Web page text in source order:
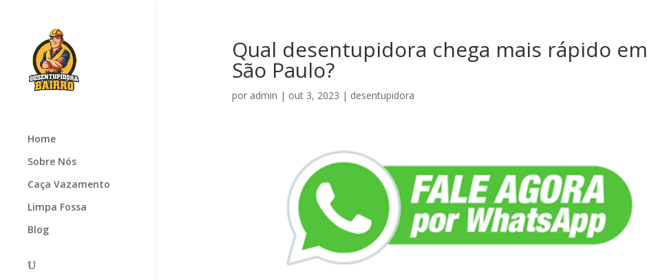
Home
Sobre Nós
Caça Vazamento
Limpa Fossa
Blog
Qual desentupidora chega mais rápido em
São Paulo?
por admin | out 3, 2023 | desentupidora